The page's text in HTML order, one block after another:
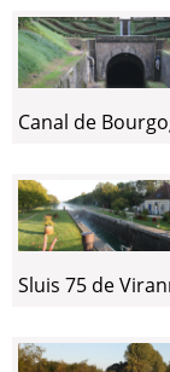
Canal de
Sluis 75 de